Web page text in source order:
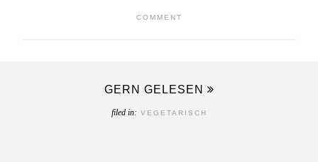
COMMENT
GERN GELESEN
filed in: VEGETARISCH